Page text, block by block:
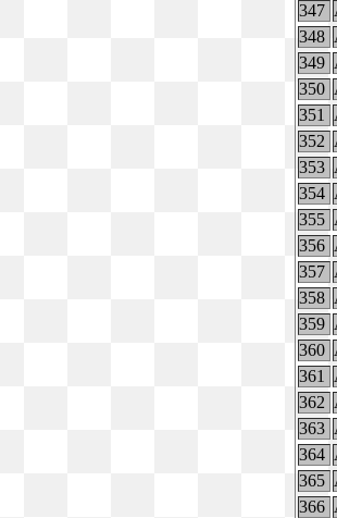
347
348
349
350
351
352
353
354
355
356
357
358
359
360
361
362
363
364
365
366